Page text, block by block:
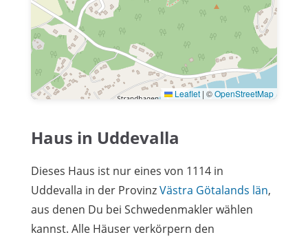
Leaflet | ©OpenStreetMap
Haus in Uddevalla
Dieses Haus ist nur eines von 1114 in
Uddevalla in der ProvinzVästra Götalands län,
aus denen Du bei Schwedenmakler wählen
kannst. Alle Häuser verkörpern den